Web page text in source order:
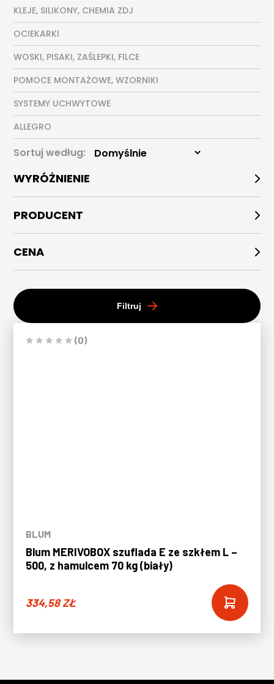
KLEJE, SILIKONY, CHEMIA ZDJ
OCIEKARKI
WOSKI, PISAKI, ZAŚLEPKI, FILCE
POMOCE MONTAŻOWE, WZORNIKI
SYSTEMY UCHWYTOWE
ALLEGRO
Sortuj według:
WYRÓŻNIENIE
PRODUCENT
CENA
Filtruj
(0)
BLUM
Blum MERIVOBOX szuflada E ze szkłem L –
500, z hamulcem 70 kg (biały)
334,58ZŁ